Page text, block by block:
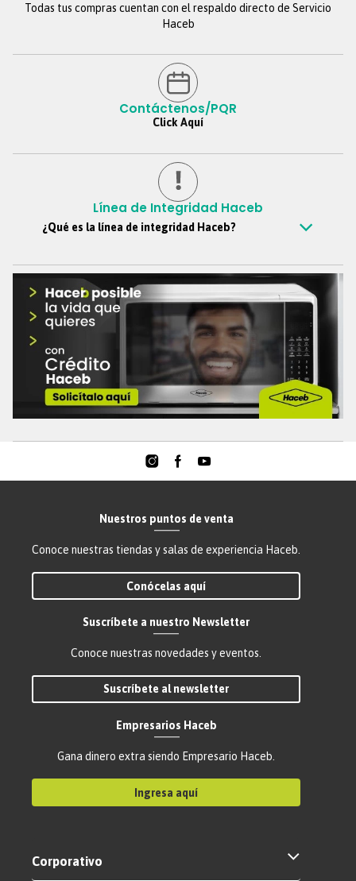
Todas tus compras cuentan con el respaldo directo de Servicio
Haceb
Contáctenos/PQR
Click Aquí
Línea de Integridad Haceb
¿Qué es la línea de integridad Haceb?
clientes, proveedores, personas externas y demás grupos de
interés, pueden reportar de manera anónima si así lo desean,
situaciones y comportamientos que vayan en contra de los
principios y valores de Haceb, este canal nos ayuda a soportar la
cultura ética de la organización y se ciñe a las buenas prácticas de
gobierno corporativo.
018000-51-69-39
Formulario web
https://reporte.lineatransparencia.co/haceb
Correo electrónico:Lineadeintegridad@haceb.com
Nuestros puntos de venta
Conoce nuestras tiendas y salas de experiencia Haceb.
Conócelas aquí
Suscríbete a nuestro Newsletter
Conoce nuestras novedades y eventos.
Suscríbete al newsletter
Empresarios Haceb
Gana dinero extra siendo Empresario Haceb.
Ingresa aquí
Corporativo